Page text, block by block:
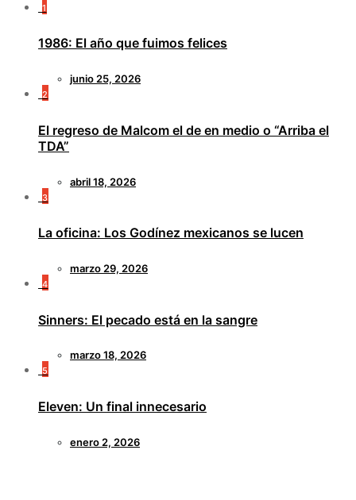
1
1986: El año que fuimos felices
junio 25, 2026
2
El regreso de Malcom el de en medio o “Arriba el
TDA”
abril 18, 2026
3
La oficina: Los Godínez mexicanos se lucen
marzo 29, 2026
4
Sinners: El pecado está en la sangre
marzo 18, 2026
5
Eleven: Un final innecesario
enero 2, 2026